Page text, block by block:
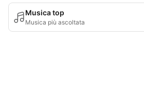
Musica top
Musica più ascoltata